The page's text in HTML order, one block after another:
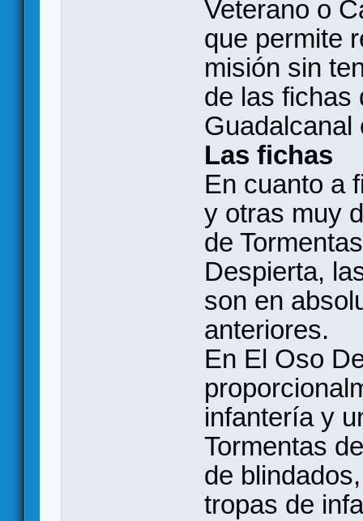
Veterano o
que permite
misión sin
de las fichas
Guadalcanal
Las fichas
En cuanto a
y otras muy
de
Despierta,
son en
anteriores.
En El Oso
infantería y
Tormentas
de
tropas de